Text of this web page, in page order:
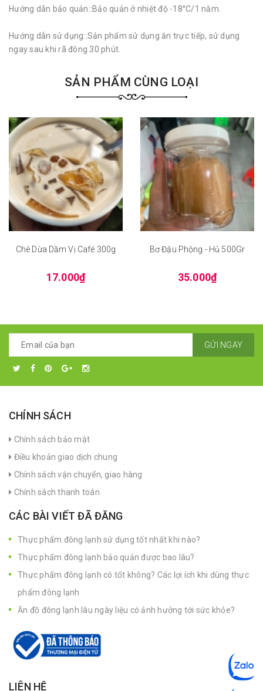
Hướng dẫn bảo quản::Bảo quản ở nhiệt độ -18°C/1 năm.
Hướng dẫn sử dụng::Sản phẩm sử dụng ăn trực tiếp, sử dụng
ngay sau khi rã đông 30 phút.
SẢN PHẨM CÙNG LOẠI
Chè Dừa Dầm Vị Café 300g
17.000₫
Bơ Đậu Phộng - Hủ 500Gr
35.000₫
GỬI NGAY
CHÍNH SÁCH
Chính sách bảo mật
Điều khoản giao dịch chung
Chính sách vận chuyển, giao hàng
Chính sách thanh toán
CÁC BÀI VIẾT ĐÃ ĐĂNG
Thực phẩm đông lạnh sử dụng tốt nhất khi nào?
Thực phẩm đông lạnh bảo quản được bao lâu?
Thực phẩm đông lạnh có tốt không? Các lợi ích khi dùng thực
phẩm đông lạnh
Ăn đồ đông lạnh lâu ngày liệu có ảnh hưởng tới sức khỏe?
LIÊN HỆ